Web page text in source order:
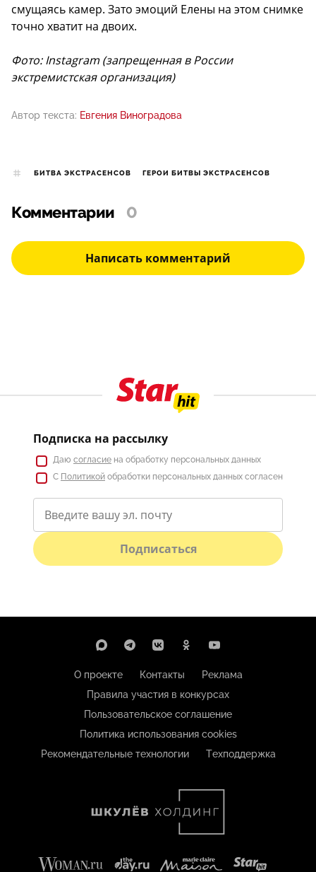
смущаясь камер. Зато эмоций Елены на этом снимке
точно хватит на двоих.
Фото: Instagram (запрещенная в России
экстремистская организация)
Автор текста: Евгения Виноградова
БИТВА ЭКСТРАСЕНСОВ ГЕРОИ БИТВЫ ЭКСТРАСЕНСОВ
Комментарии 0
Написать комментарий
Подписка на рассылку
Даю согласие на обработку персональных данных
С Политикой обработки персональных данных согласен
Подписаться
О проекте Контакты
Реклама
Правила участия в конкурсах
Пользовательское соглашение
Политика использования cookies
Рекомендательные технологии
Техподдержка